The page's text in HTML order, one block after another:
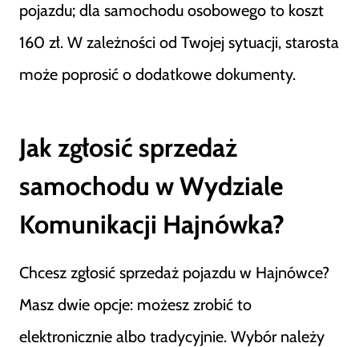
pojazdu; dla samochodu osobowego to koszt
160 zł. W zależności od Twojej sytuacji, starosta
może poprosić o dodatkowe dokumenty.
Jak zgłosić sprzedaż
samochodu w Wydziale
Komunikacji Hajnówka?
Chcesz zgłosić sprzedaż pojazdu w Hajnówce?
Masz dwie opcje: możesz zrobić to
elektronicznie albo tradycyjnie. Wybór należy